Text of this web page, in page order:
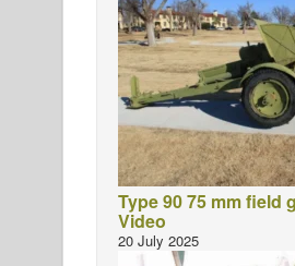
Type 90 75 mm field
Video
20 July 2025